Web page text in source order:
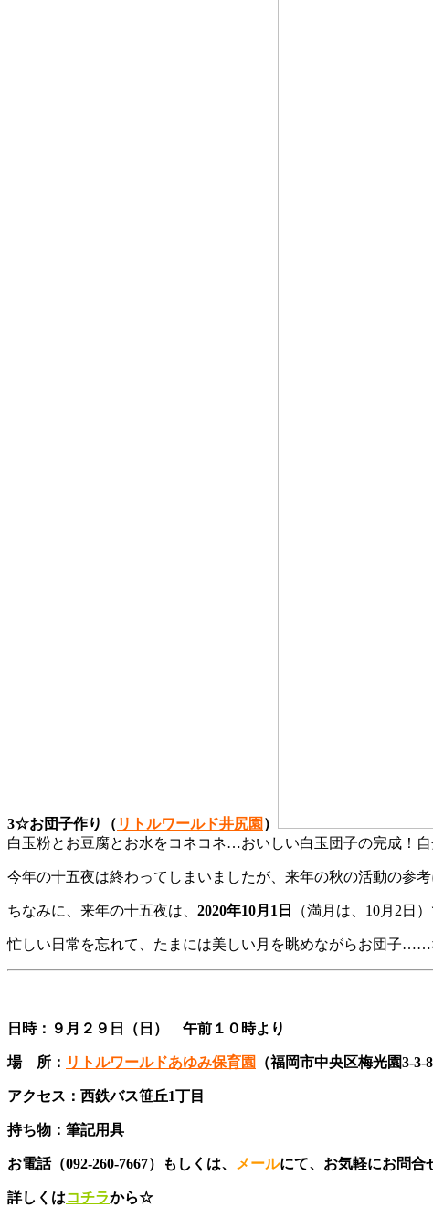
3☆お団子作り（ リトルワールド井尻園 ）
白玉粉とお豆腐とお水をコネコネ…おいしい白玉団子の完成！
今年の十五夜は終わってしまいましたが、来年の秋の活動の参
ちなみに、来年の十五夜は、 2020年10月1日 （満月は、10月2日）
忙しい日常を忘れて、たまには美しい月を眺めながらお団子……
日時：９月２９日（日） 午前１０時より
場 所： リトルワールドあゆみ保育園 （福岡市中央区梅光園3-
アクセス：西鉄バス笹丘1丁目
持ち物：筆記用具
お電話（092-260-7667）もしくは、 メールにて、お気軽にお問合
詳しくはコチラから☆